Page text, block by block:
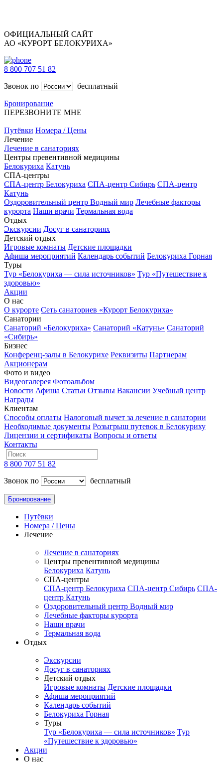
ОФИЦИАЛЬНЫЙ САЙТ
АО «КУРОРТ БЕЛОКУРИХА»
8 800 707 51 82
Звонок по
бесплатный
Бронирование
ПЕРЕЗВОНИТЕ МНЕ
Путёвки Номера / Цены
Лечение
Лечение в санаториях
Центры превентивной медицины
Белокуриха Катунь
СПА-центры
СПА-центр Белокуриха СПА-центр Сибирь СПА-центр
Катунь
Оздоровительный центр Водный мир Лечебные факторы
курорта Наши врачи Термальная вода
Отдых
Экскурсии Досуг в санаториях
Детский отдых
Игровые комнаты Детские площадки
Афиша мероприятий Календарь событий Белокуриха Горная
Туры
Тур «Белокуриха — сила источников» Тур «Путешествие к
здоровью»
Акции
О нас
О курорте Сеть санаториев «Курорт Белокуриха»
Санатории
Санаторий «Белокуриха» Санаторий «Катунь» Санаторий
«Сибирь»
Бизнес
Конференц-залы в Белокурихе Реквизиты Партнерам
Акционерам
Фото и видео
Видеогалерея Фотоальбом
Новости Афиша Статьи Отзывы Вакансии Учебный центр
Награды
Клиентам
Способы оплаты Налоговый вычет за лечение в санатории
Необходимые документы Розыгрыш путевок в Белокуриху
Лицензии и сертификаты Вопросы и ответы
Контакты
8 800 707 51 82
Звонок по
бесплатный
Бронирование
Путёвки
Номера / Цены
Лечение
Лечение в санаториях
Центры превентивной медицины
Белокуриха Катунь
СПА-центры
СПА-центр Белокуриха СПА-центр Сибирь СПА-
центр Катунь
Оздоровительный центр Водный мир
Лечебные факторы курорта
Наши врачи
Термальная вода
Отдых
Экскурсии
Досуг в санаториях
Детский отдых
Игровые комнаты Детские площадки
Афиша мероприятий
Календарь событий
Белокуриха Горная
Туры
Тур «Белокуриха — сила источников» Тур
«Путешествие к здоровью»
Акции
О нас